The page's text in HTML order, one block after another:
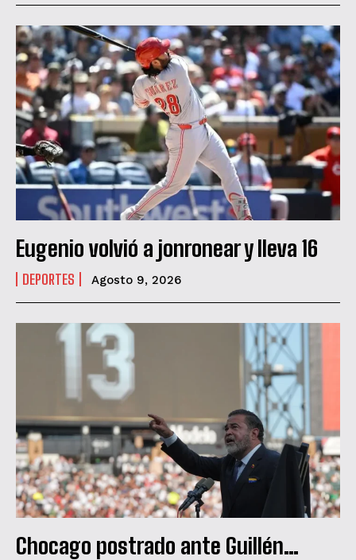
Eugenio volvió a jonronear y lleva 16
DEPORTES Agosto 9, 2026
Chocago postrado ante Guillén…